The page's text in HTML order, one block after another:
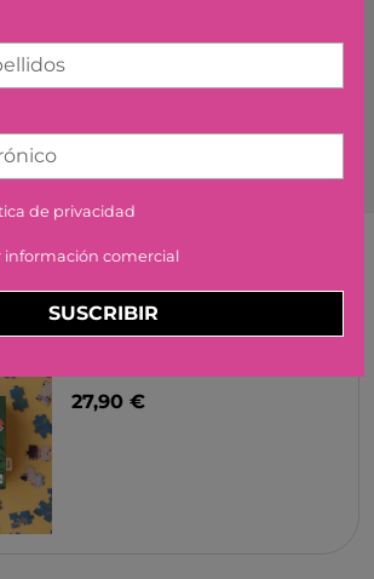
o que combinan
27,90 €
de privacidad
información comercial
SUSCRIBIR